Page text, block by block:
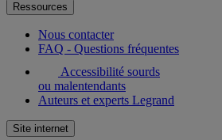
Ressources
Nous contacter
FAQ - Questions fréquentes
Accessibilité sourds
ou malentendants
Auteurs et experts Legrand
Site internet